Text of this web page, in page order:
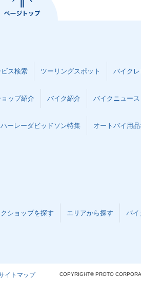
ス検索 ツーリングスポット バイク
ップ紹介 バイク紹介 バイクニュース
ハーレーダビッドソン特集 オートバイ用
ショップを探す エリアから探す バイ
イトマップ COPYRIGHT© PROTO